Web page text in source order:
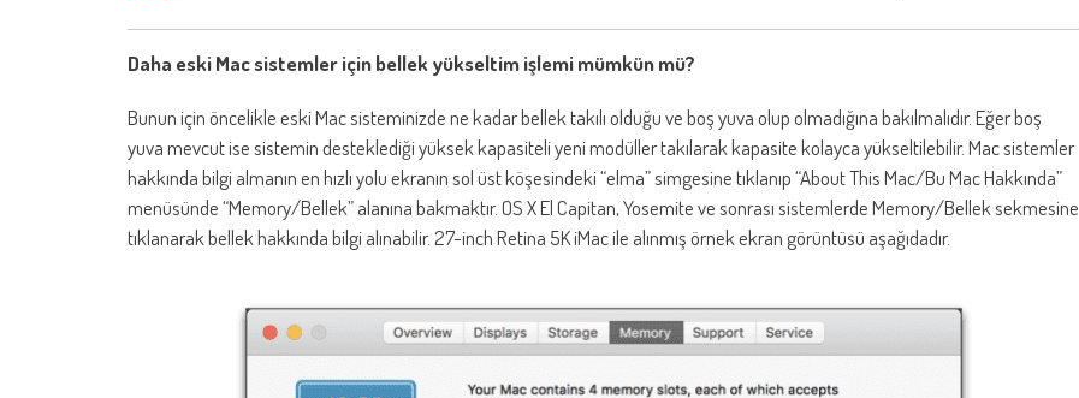
Daha eski Mac sistemler için bellek yükseltim işlemi mümkün mü?
Bunun için öncelikle eski Mac sisteminizde ne kadar bellek takılı olduğu ve boş yuva olup olmadığına bakılmalıdır. Eğer boş
yuva mevcut ise sistemin desteklediği yüksek kapasiteli yeni modüller takılarak kapasite kolayca yükseltilebilir. Mac sistemler
hakkında bilgi almanın en hızlı yolu ekranın sol üst köşesindeki “elma” simgesine tıklanıp “About This Mac/Bu Mac Hakkında”
menüsünde “Memory/Bellek” alanına bakmaktır. OS X El Capitan, Yosemite ve sonrası sistemlerde Memory/Bellek sekmesine
tıklanarak bellek hakkında bilgi alınabilir. 27-inch Retina 5K iMac ile alınmış örnek ekran görüntüsü aşağıdadır.